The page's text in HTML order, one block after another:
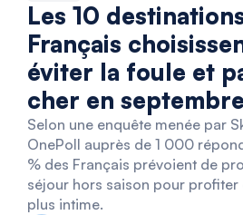
Les 10
Français
éviter la foule et
cher en septembre
Selon une enquête menée par
OnePoll auprès de 1 000
% des Français prévoient de
séjour hors saison pour profiter
plus intime.